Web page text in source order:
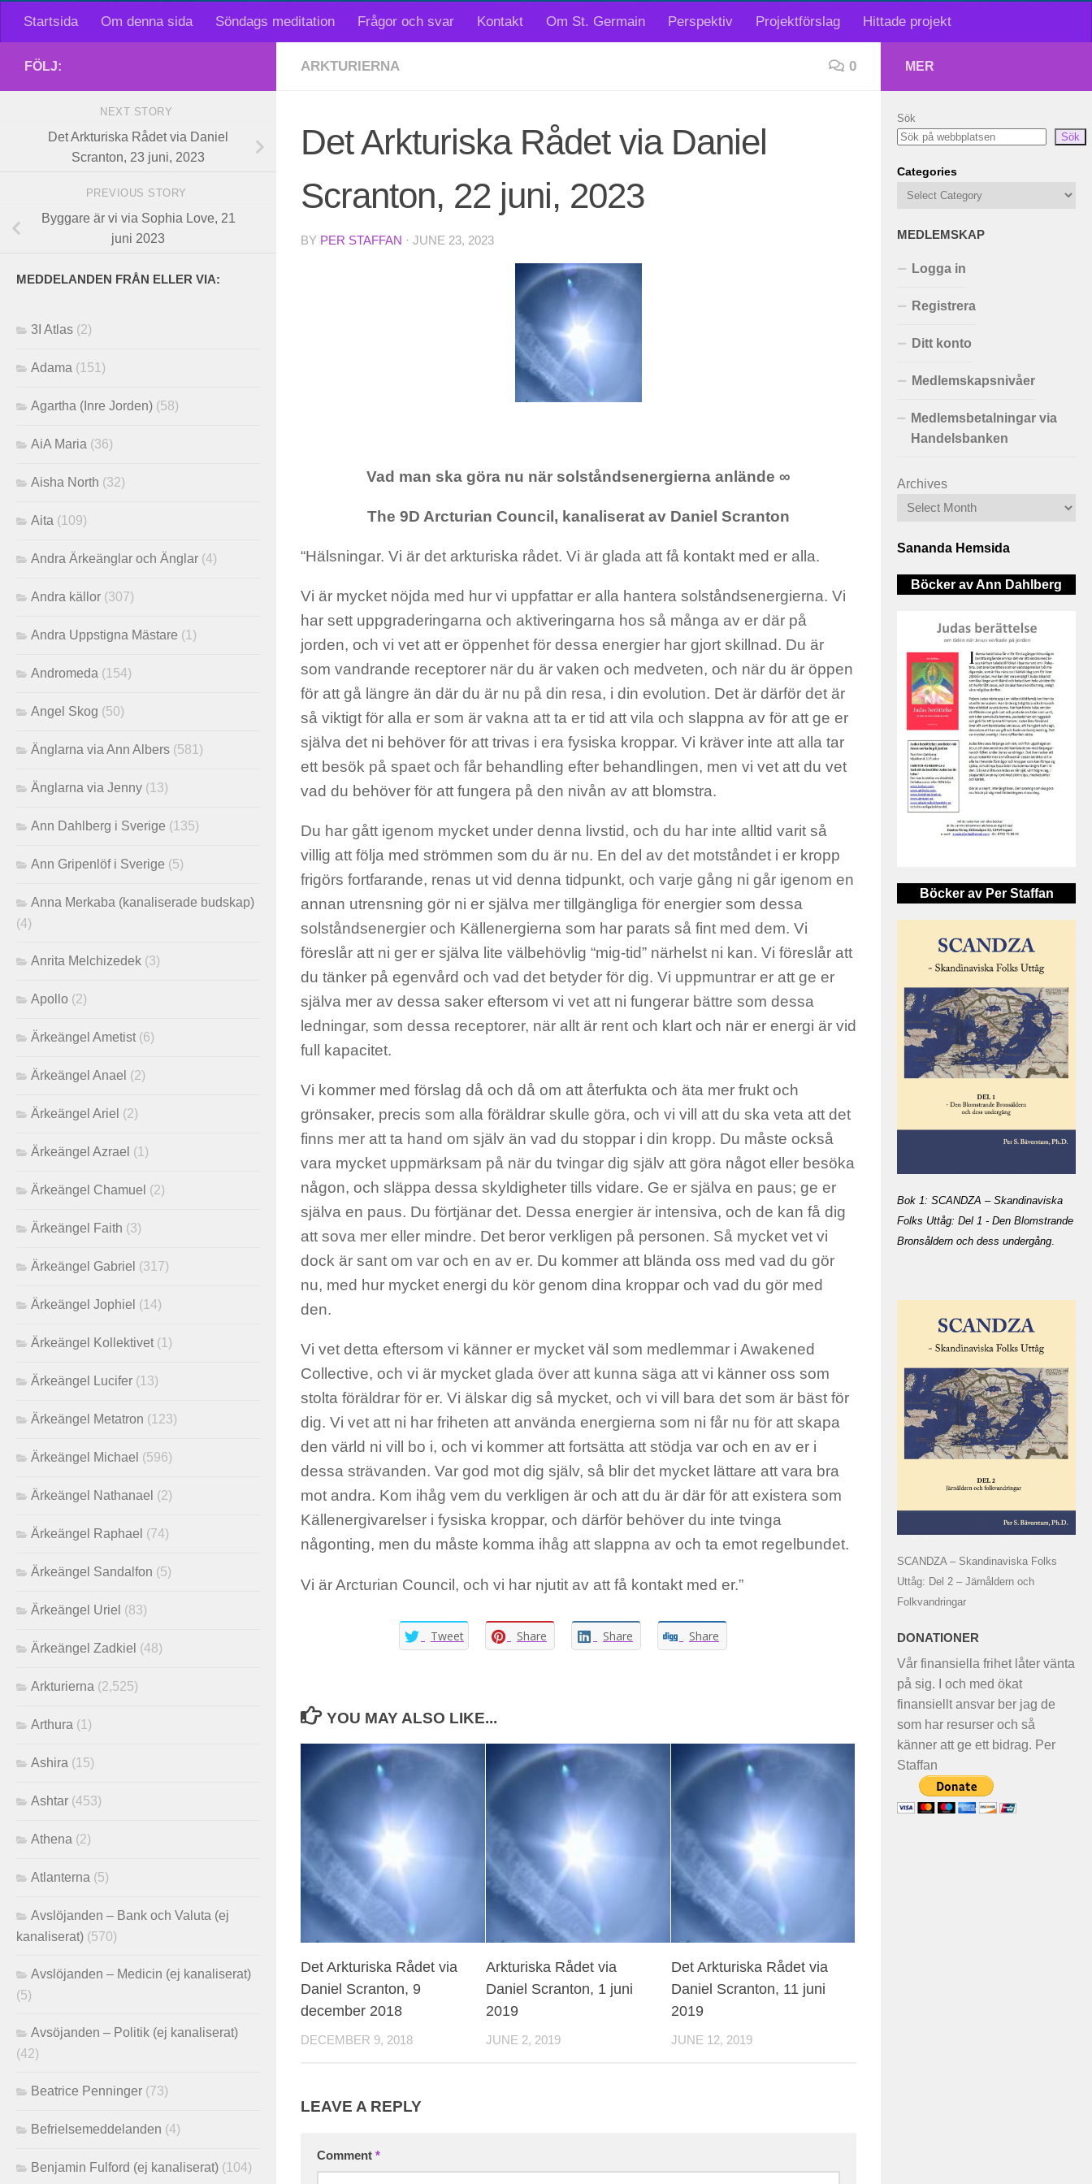
Startsida Om denna sida Söndags meditation Frågor och svar Kontakt Om St. Germain Perspektiv Projektförslag Hittade projekt
ARKTURIERNA 0
Det Arkturiska Rådet via Daniel
Scranton, 22 juni, 2023
BY PER STAFFAN · JUNE 23, 2023
Vad man ska göra nu när solståndsenergierna anlände ∞
The 9D Arcturian Council, kanaliserat av Daniel Scranton
“Hälsningar. Vi är det arkturiska rådet. Vi är glada att få kontakt med er alla.
Vi är mycket nöjda med hur vi uppfattar er alla hantera solståndsenergierna. Vi
har sett uppgraderingarna och aktiveringarna hos så många av er där på
jorden, och vi vet att er öppenhet för dessa energier har gjort skillnad. Du är
som vandrande receptorer när du är vaken och medveten, och när du är öppen
för att gå längre än där du är nu på din resa, i din evolution. Det är därför det är
så viktigt för alla er som är vakna att ta er tid att vila och slappna av för att ge er
själva det ni behöver för att trivas i era fysiska kroppar. Vi kräver inte att alla tar
ett besök på spaet och får behandling efter behandlingen, men vi vet att du vet
vad du behöver för att fungera på den nivån av att blomstra.
Du har gått igenom mycket under denna livstid, och du har inte alltid varit så
villig att följa med strömmen som du är nu. En del av det motståndet i er kropp
frigörs fortfarande, renas ut vid denna tidpunkt, och varje gång ni går igenom en
annan utrensning gör ni er själva mer tillgängliga för energier som dessa
solståndsenergier och Källenergierna som har parats så fint med dem. Vi
föreslår att ni ger er själva lite välbehövlig “mig-tid” närhelst ni kan. Vi föreslår att
du tänker på egenvård och vad det betyder för dig. Vi uppmuntrar er att ge er
själva mer av dessa saker eftersom vi vet att ni fungerar bättre som dessa
ledningar, som dessa receptorer, när allt är rent och klart och när er energi är vid
full kapacitet.
Vi kommer med förslag då och då om att återfukta och äta mer frukt och
grönsaker, precis som alla föräldrar skulle göra, och vi vill att du ska veta att det
finns mer att ta hand om själv än vad du stoppar i din kropp. Du måste också
vara mycket uppmärksam på när du tvingar dig själv att göra något eller besöka
någon, och släppa dessa skyldigheter tills vidare. Ge er själva en paus; ge er
själva en paus. Du förtjänar det. Dessa energier är intensiva, och de kan få dig
att sova mer eller mindre. Det beror verkligen på personen. Så mycket vet vi
dock är sant om var och en av er. Du kommer att blända oss med vad du gör
nu, med hur mycket energi du kör genom dina kroppar och vad du gör med
den.
Vi vet detta eftersom vi känner er mycket väl som medlemmar i Awakened
Collective, och vi är mycket glada över att kunna säga att vi känner oss som
stolta föräldrar för er. Vi älskar dig så mycket, och vi vill bara det som är bäst för
dig. Vi vet att ni har friheten att använda energierna som ni får nu för att skapa
den värld ni vill bo i, och vi kommer att fortsätta att stödja var och en av er i
dessa strävanden. Var god mot dig själv, så blir det mycket lättare att vara bra
mot andra. Kom ihåg vem du verkligen är och att du är där för att existera som
Källenergivarelser i fysiska kroppar, och därför behöver du inte tvinga
någonting, men du måste komma ihåg att slappna av och ta emot regelbundet.
Vi är Arcturian Council, och vi har njutit av att få kontakt med er.”
Tweet Share Share Share
YOU MAY ALSO LIKE...
Det Arkturiska Rådet via
Daniel Scranton, 9
december 2018
DECEMBER 9, 2018
Arkturiska Rådet via
Daniel Scranton, 1 juni
2019
JUNE 2, 2019
Det Arkturiska Rådet via
Daniel Scranton, 11 juni
2019
JUNE 12, 2019
LEAVE A REPLY
Comment *
FÖLJ:
NEXT STORY
Det Arkturiska Rådet via Daniel
Scranton, 23 juni, 2023
PREVIOUS STORY
Byggare är vi via Sophia Love, 21
juni 2023
MEDDELANDEN FRÅN ELLER VIA:
3I Atlas (2)
Adama (151)
Agartha (Inre Jorden) (58)
AiA Maria (36)
Aisha North (32)
Aita (109)
Andra Ärkeänglar och Änglar (4)
Andra källor (307)
Andra Uppstigna Mästare (1)
Andromeda (154)
Angel Skog (50)
Änglarna via Ann Albers (581)
Änglarna via Jenny (13)
Ann Dahlberg i Sverige (135)
Ann Gripenlöf i Sverige (5)
Anna Merkaba (kanaliserade budskap)
(4)
Anrita Melchizedek (3)
Apollo (2)
Ärkeängel Ametist (6)
Ärkeängel Anael (2)
Ärkeängel Ariel (2)
Ärkeängel Azrael (1)
Ärkeängel Chamuel (2)
Ärkeängel Faith (3)
Ärkeängel Gabriel (317)
Ärkeängel Jophiel (14)
Ärkeängel Kollektivet (1)
Ärkeängel Lucifer (13)
Ärkeängel Metatron (123)
Ärkeängel Michael (596)
Ärkeängel Nathanael (2)
Ärkeängel Raphael (74)
Ärkeängel Sandalfon (5)
Ärkeängel Uriel (83)
Ärkeängel Zadkiel (48)
Arkturierna (2,525)
Arthura (1)
Ashira (15)
Ashtar (453)
Athena (2)
Atlanterna (5)
Avslöjanden – Bank och Valuta (ej
kanaliserat) (570)
Avslöjanden – Medicin (ej kanaliserat)
(5)
Avsöjanden – Politik (ej kanaliserat)
(42)
Beatrice Penninger (73)
Befrielsemeddelanden (4)
Benjamin Fulford (ej kanaliserat) (104)
MER
Sök
Sök
Categories
MEDLEMSKAP
Logga in
Registrera
Ditt konto
Medlemskapsnivåer
Medlemsbetalningar via
Handelsbanken
Archives
Sananda Hemsida
Böcker av Ann Dahlberg
Böcker av Per Staffan
Bok 1: SCANDZA – Skandinaviska
Folks Uttåg: Del 1 - Den Blomstrande
Bronsåldern och dess undergång.
SCANDZA – Skandinaviska Folks
Uttåg: Del 2 – Järnåldern och
Folkvandringar
DONATIONER
Vår finansiella frihet låter vänta
på sig. I och med ökat
finansiellt ansvar ber jag de
som har resurser och så
känner att ge ett bidrag. Per
Staffan